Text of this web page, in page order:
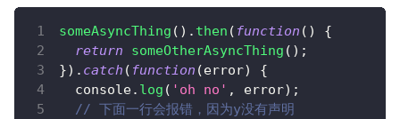
someAsyncThing ( ) . then ( function ( )
{
return
someOtherAsyncThing ( ) ;
}) . catch ( function (error)
{
console. log ( 'oh no' , error) ;
// 下面一行会报错，因为y没有声明